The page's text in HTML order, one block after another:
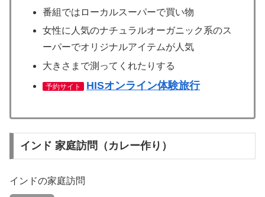
番組ではローカルスーパーで買い物
女性に人気のナチュラルオーガニック系のス
ーパーでオリジナルアイテムが人気
大きさまで測ってくれたりする
予約サイト HISオンライン体験旅行
インド 家庭訪問（カレー作り）
インドの家庭訪問